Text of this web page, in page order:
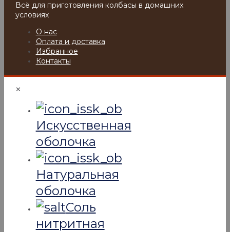
Всё для приготовления колбасы в домашних
условиях
О нас
Оплата и доставка
Избранное
Контакты
✕
Искусcтвенная
оболочка
Натуральная
оболочка
Соль
нитритная